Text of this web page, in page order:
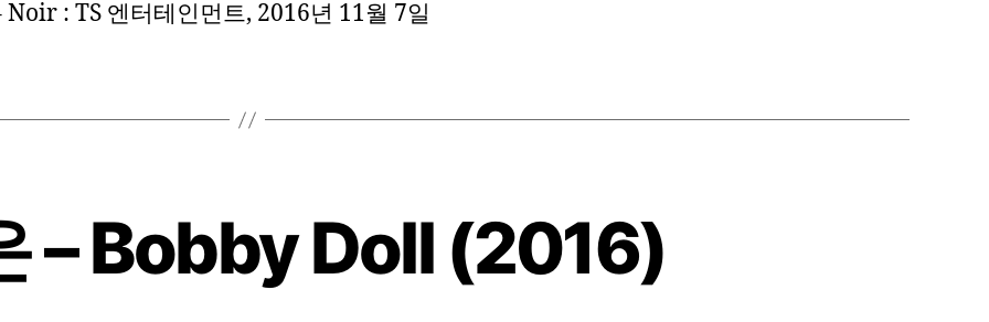
Noir : TS 엔터테인먼트, 2016년 11월 7일
– Bobby Doll (2016)